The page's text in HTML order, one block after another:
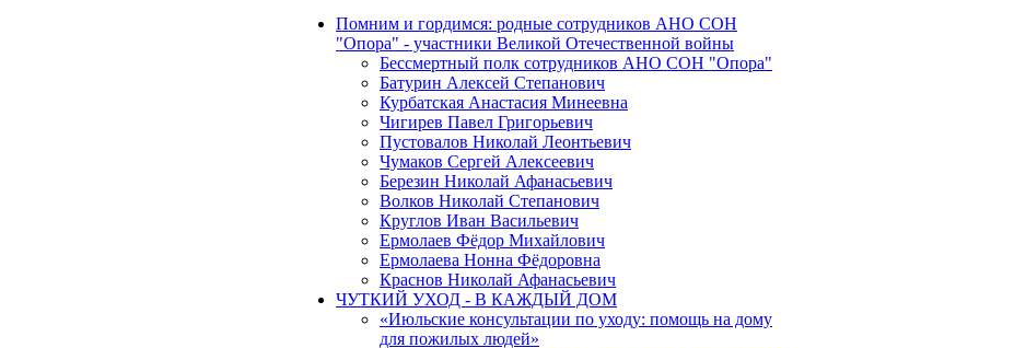
Помним и гордимся: родные сотрудников АНО СОН
"Опора" - участники Великой Отечественной войны
Бессмертный полк сотрудников АНО СОН "Опора"
Батурин Алексей Степанович
Курбатская Анастасия Минеевна
Чигирев Павел Григорьевич
Пустовалов Николай Леонтьевич
Чумаков Сергей Алексеевич
Березин Николай Афанасьевич
Волков Николай Степанович
Круглов Иван Васильевич
Ермолаев Фёдор Михайлович
Ермолаева Нонна Фёдоровна
Краснов Николай Афанасьевич
ЧУТКИЙ УХОД - В КАЖДЫЙ ДОМ
«Июльские консультации по уходу: помощь на дому
для пожилых людей»